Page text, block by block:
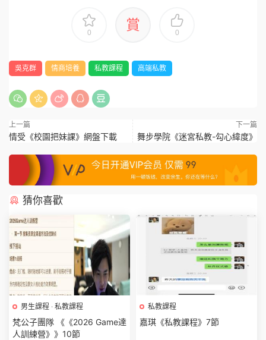
0 賞 0
吳克群 情商培養 私教課程 高端私教
上一篇
情受《校園把妹課》網盤下載
下一篇
舞步學院《迷宮私教-勾心緯度》
猜你喜歡
男生課程 · 私教課程
梵公子團隊 《《2026 Game達
人訓練營》》10節
私教課程
嘉琪《私教課程》7節